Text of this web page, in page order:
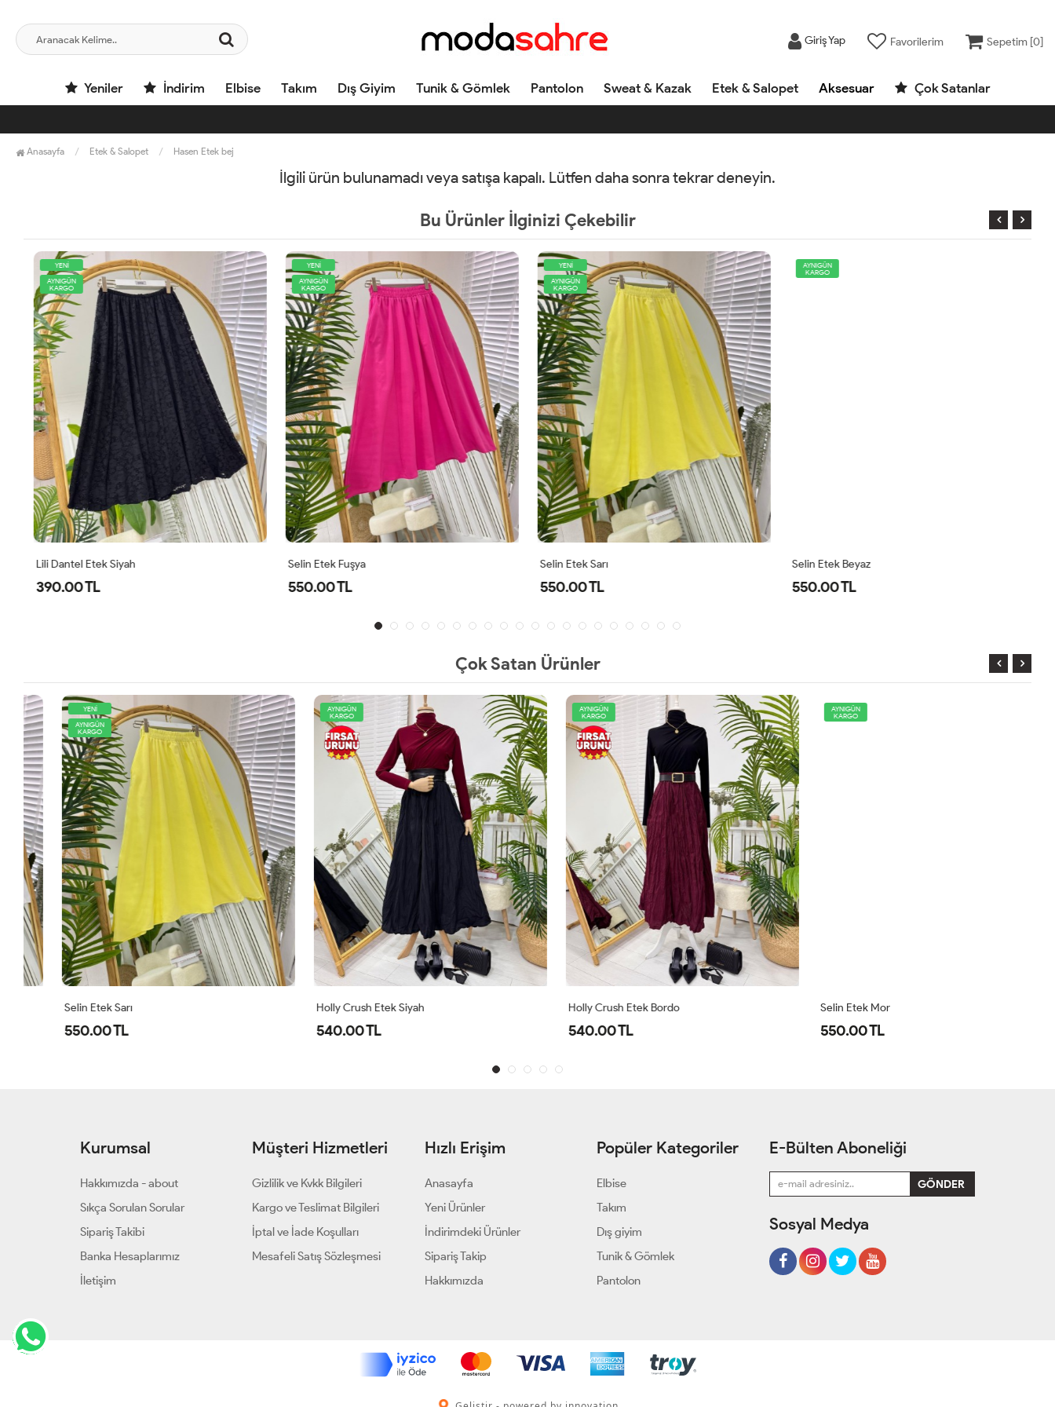
Giriş Yap Favorilerim Sepetim [0]
Yeniler İndirim Elbise Takım Dış Giyim Tunik & Gömlek Pantolon Sweat & Kazak Etek & Salopet Aksesuar Çok Satanlar
Anasayfa Etek & Salopet Hasen Etek bej
İlgili ürün bulunamadı veya satışa kapalı. Lütfen daha sonra tekrar deneyin.
Bu Ürünler İlginizi Çekebilir
YENİ
AYNIGÜN
KARGO
Lili Dantel Etek Siyah
390.00 TL
YENİ
AYNIGÜN
KARGO
Selin Etek Fuşya
550.00 TL
YENİ
AYNIGÜN
KARGO
Selin Etek Sarı
550.00 TL
AYNIGÜN
KARGO
Selin Etek Beyaz
550.00 TL
Çok Satan Ürünler
YENİ
AYNIGÜN
KARGO
Selin Etek Sarı
550.00 TL
AYNIGÜN
KARGO
Holly Crush Etek Siyah
540.00 TL
Holly Crush Etek Bordo
540.00 TL
Selin Etek Mor
550.00 TL
Kurumsal
Hakkımızda - about
Sıkça Sorulan Sorular
Sipariş Takibi
Banka Hesaplarımız
İletişim
Müşteri Hizmetleri
Gizlilik ve Kvkk Bilgileri
Kargo ve Teslimat Bilgileri
İptal ve İade Koşulları
Mesafeli Satış Sözleşmesi
Hızlı Erişim
Anasayfa
Yeni Ürünler
İndirimdeki Ürünler
Sipariş Takip
Hakkımızda
Popüler Kategoriler
Elbise
Takım
Dış giyim
Tunik & Gömlek
Pantolon
E-Bülten Aboneliği
Sosyal Medya